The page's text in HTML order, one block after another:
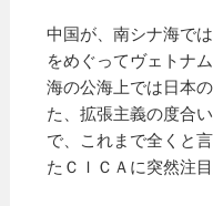
中国が、南シナ海で
をめぐってヴェトナ
海の公海上では日本
た、拡張主義の度合
で、これまで全くと
たＣＩＣＡに突然注目